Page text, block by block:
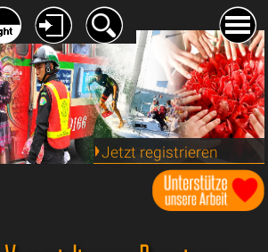
Jetzt registrieren